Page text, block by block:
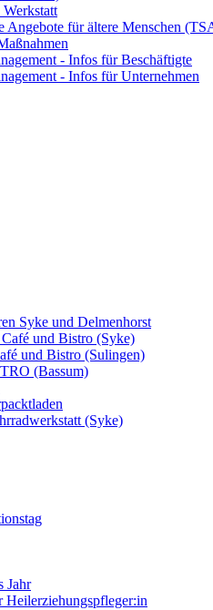
Werkstatt
Angebote für ältere Menschen
- Infos für Beschäftigte
- Infos für Unternehmen
Syke und Delmenhorst
und Bistro (Syke)
und Bistro (Sulingen)
(Bassum)
(Syke)
Jahr
Heilerziehungspfleger:in